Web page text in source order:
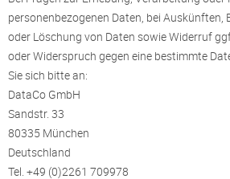
personenbezogenen Daten, bei Auskünften,
oder Löschung von Daten sowie Widerruf
oder Widerspruch gegen eine bestimmte
Sie sich bitte an:
DataCo GmbH
Sandstr. 33
80335 München
Deutschland
Tel. +49 (0)2261 709978